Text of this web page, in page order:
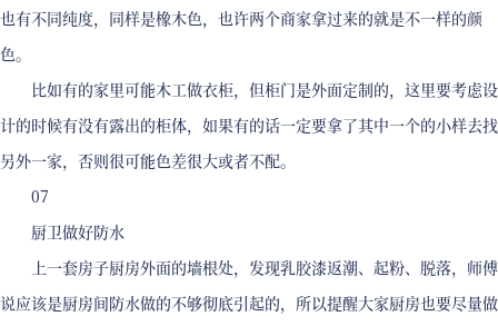
也有不同纯度，同样是橡木色，也许两个商家拿过来的就是不一样的颜
色。
比如有的家里可能木工做衣柜，但柜门是外面定制的，这里要考虑设
计的时候有没有露出的柜体，如果有的话一定要拿了其中一个的小样去找
另外一家，否则很可能色差很大或者不配。
07
厨卫做好防水
上一套房子厨房外面的墙根处，发现乳胶漆返潮、起粉、脱落，师傅
说应该是厨房间防水做的不够彻底引起的，所以提醒大家厨房也要尽量做